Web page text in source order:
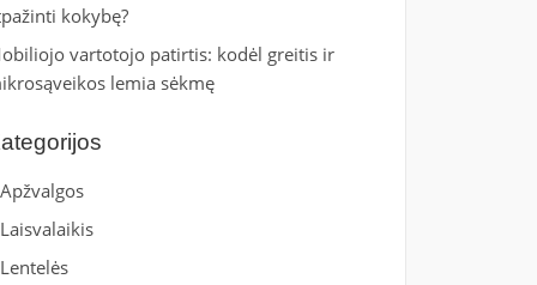
kokybę?
vartotojo patirtis: kodėl greitis ir
lemia sėkmę
Apžvalgos
Laisvalaikis
Lentelės